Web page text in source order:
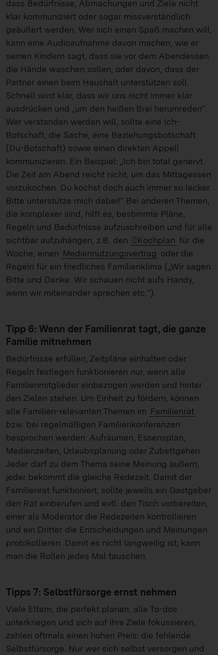
dass Bedürfnisse, Abmachungen und Ziele nicht
klar kommuniziert oder sogar missverständlich
geäußert werden. Wer sich einen Spaß machen will,
kann eine Audioaufnahme davon machen, wie er
seinen Kindern sagt, dass sie vor dem Abendessen
die Hände waschen sollen, oder davon, dass der
Partner einen beim Haushalt unterstützen soll.
Schnell wird klar, dass wir uns nicht immer klar
ausdrücken und „um den heißen Brei herumreden“.
Wer verstanden werden will, sollte eine Ich-
Botschaft, die Sache, eine Beziehungsbotschaft
(Du-Botschaft) sowie einen direkten Appell
kommunizieren. Ein Beispiel: „Ich bin total genervt.
Die Zeit am Abend reicht nicht, um das Mittagessen
vorzukochen. Du kochst doch auch immer so lecker.
Bitte unterstütze mich dabei!“ Bei anderen Themen,
die komplexer sind, hilft es, bestimmte Pläne,
Regeln und Bedürfnisse aufzuschreiben und für alle
sichtbar aufzuhängen, z.B. den
Kochplan für die
Woche, einen Mediennutzungsvertrag oder die
Regeln für ein friedliches Familienklima („Wir sagen
Bitte und Danke. Wir schauen nicht aufs Handy,
wenn wir miteinander sprechen etc.“).
Tipp 6: Wenn der Familienrat tagt, die ganze
Familie mitnehmen
Bedürfnisse erfüllen, Zeitpläne einhalten oder
Regeln festlegen funktionieren nur, wenn alle
Familienmitglieder einbezogen werden und hinter
den Zielen stehen. Um Einheit zu fördern, können
alle Familien-relevanten Themen im Familienrat
bzw. bei regelmäßigen Familienkonferenzen
besprochen werden: Aufräumen, Essensplan,
Medienzeiten, Urlaubsplanung oder Zubettgehen.
Jeder darf zu dem Thema seine Meinung äußern,
jeder bekommt die gleiche Redezeit. Damit der
Familienrat funktioniert, sollte jeweils ein Gastgeber
den Rat einberufen und evtl. den Tisch vorbereiten,
einer als Moderator die Redezeiten kontrollieren
und ein Dritter die Entscheidungen und Meinungen
protokollieren. Damit es nicht langweilig ist, kann
man die Rollen jedes Mal tauschen.
Tipps 7: Selbstfürsorge ernst nehmen
Viele Eltern, die perfekt planen, alle To-dos
unterkriegen und sich auf ihre Ziele fokussieren,
zahlen oftmals einen hohen Preis: die fehlende
Selbstfürsorge. Nur wer sich selbst versorgen und